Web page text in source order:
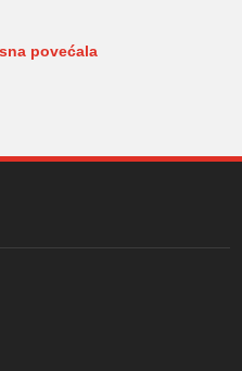
povećala